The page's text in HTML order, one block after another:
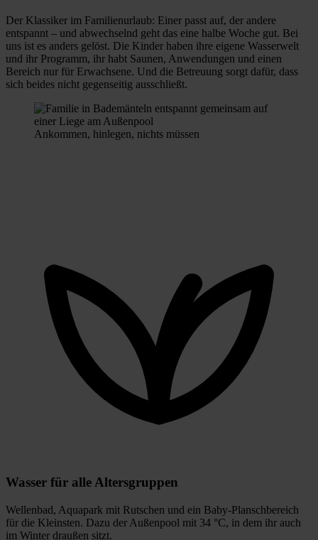
Der Klassiker im Familienurlaub: Einer passt auf, der andere
entspannt – und abwechselnd geht das eine halbe Woche gut. Bei
uns ist es anders gelöst. Die Kinder haben ihre eigene Wasserwelt
und ihr Programm, ihr habt Saunen, Anwendungen und einen
Bereich nur für Erwachsene. Und die Betreuung sorgt dafür, dass
sich beides nicht gegenseitig ausschließt.
Ankommen, hinlegen, nichts müssen
Wasser für alle Altersgruppen
Wellenbad, Aquapark mit Rutschen und ein Baby-Planschbereich
für die Kleinsten. Dazu der Außenpool mit 34 °C, in dem ihr auch
im Winter draußen sitzt.